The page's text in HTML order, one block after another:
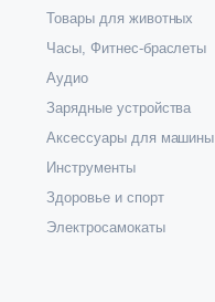
Товары для животных
Часы, Фитнес-браслеты
Аудио
Зарядные устройства
Аксессуары для машины
Инструменты
Здоровье и спорт
Электросамокаты